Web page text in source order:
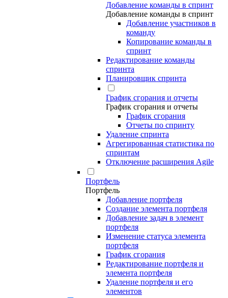
Добавление команды в спринт
Добавление команды в спринт
Добавление участников в
команду
Копирование команды в
спринт
Редактирование команды
спринта
Планировщик спринта
График сгорания и отчеты
График сгорания и отчеты
График сгорания
Отчеты по спринту
Удаление спринта
Агрегированная статистика по
спринтам
Отключение расширения Agile
Портфель
Портфель
Добавление портфеля
Создание элемента портфеля
Добавление задач в элемент
портфеля
Изменение статуса элемента
портфеля
График сгорания
Редактирование портфеля и
элемента портфеля
Удаление портфеля и его
элементов